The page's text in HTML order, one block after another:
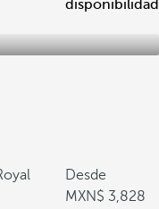
disponibilidad
Desde
3,828